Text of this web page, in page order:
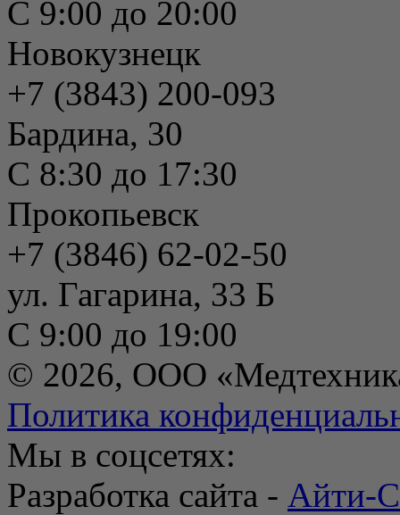
С 9:00 до 20:00
Новокузнецк
+7 (3843) 200-093
Бардина, 30
С 8:30 до 17:30
Прокопьевск
+7 (3846) 62-02-50
ул. Гагарина, 33 Б
С 9:00 до 19:00
© 2026, ООО
Политика
Мы в соцсетях:
Разработка сайта - Айти-